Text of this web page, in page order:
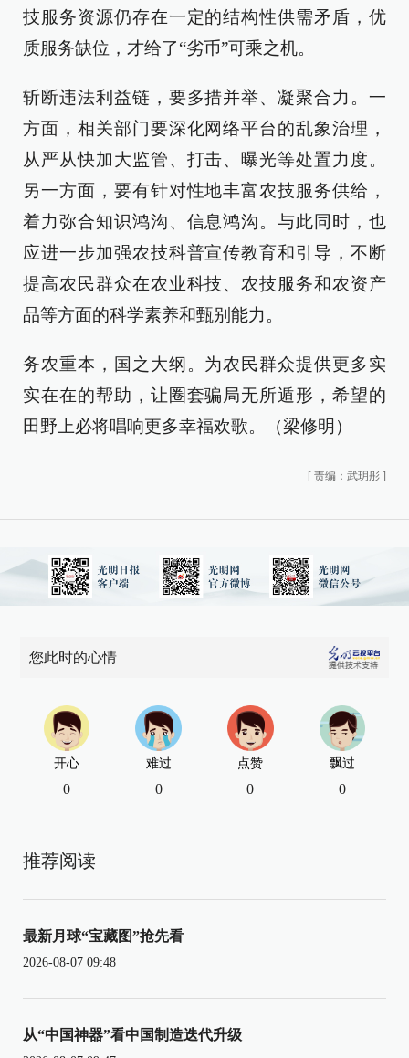
技服务资源仍存在一定的结构性供需矛盾，优
质服务缺位，才给了“劣币”可乘之机。
斩断违法利益链，要多措并举、凝聚合力。一
方面，相关部门要深化网络平台的乱象治理，
从严从快加大监管、打击、曝光等处置力度。
另一方面，要有针对性地丰富农技服务供给，
着力弥合知识鸿沟、信息鸿沟。与此同时，也
应进一步加强农技科普宣传教育和引导，不断
提高农民群众在农业科技、农技服务和农资产
品等方面的科学素养和甄别能力。
务农重本，国之大纲。为农民群众提供更多实
实在在的帮助，让圈套骗局无所遁形，希望的
田野上必将唱响更多幸福欢歌。（梁修明）
[ 责编：武玥彤 ]
您此时的心情
开心
0
难过
0
点赞
0
飘过
0
推荐阅读
最新月球“宝藏图”抢先看
2026-08-07 09:48
从“中国神器”看中国制造迭代升级